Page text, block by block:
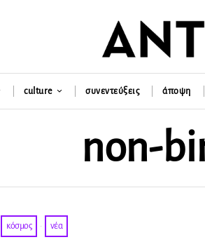
culture συνεντεύξεις άποψη
non-
κόσμος · νέα